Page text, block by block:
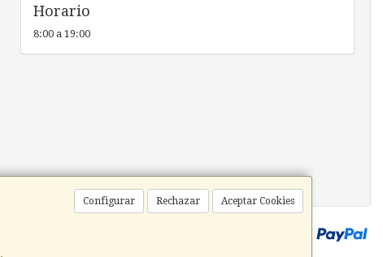
Configurar Rechazar Aceptar Cookies
.
Horario
8:00 a 19:00